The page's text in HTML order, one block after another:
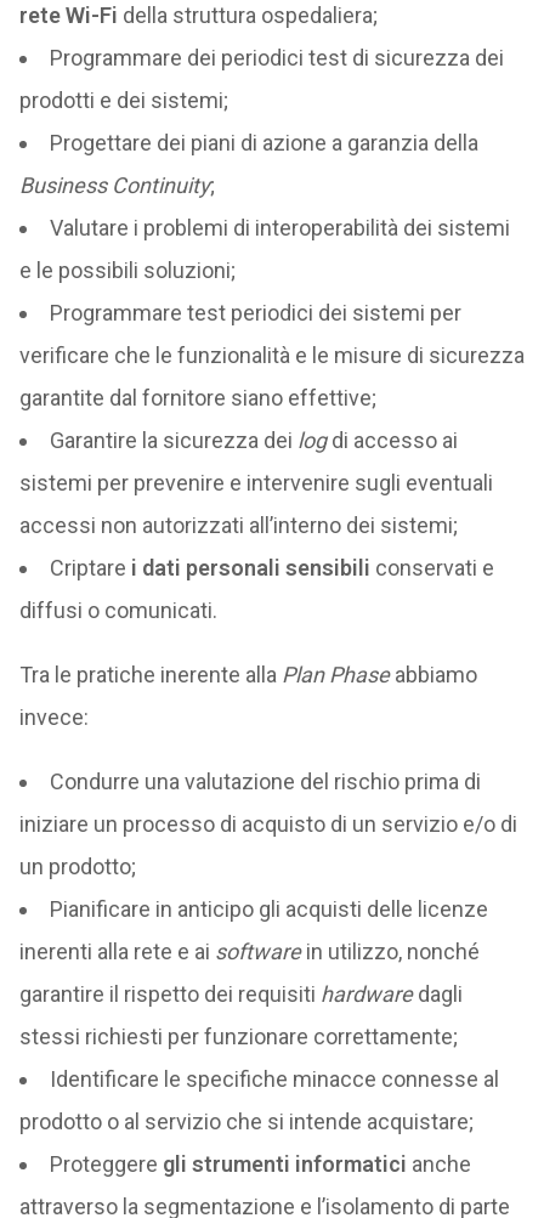
rete Wi-Fi della struttura ospedaliera;
Programmare dei periodici test di sicurezza dei
prodotti e dei sistemi;
Progettare dei piani di azione a garanzia della
Business Continuity;
Valutare i problemi di interoperabilità dei sistemi
e le possibili soluzioni;
Programmare test periodici dei sistemi per
verificare che le funzionalità e le misure di sicurezza
garantite dal fornitore siano effettive;
Garantire la sicurezza dei logdi accesso ai
sistemi per prevenire e intervenire sugli eventuali
accessi non autorizzati all’interno dei sistemi;
Criptare i dati personali sensibili conservati e
diffusi o comunicati.
Tra le pratiche inerente alla Plan Phaseabbiamo
invece:
Condurre una valutazione del rischio prima di
iniziare un processo di acquisto di un servizio e/o di
un prodotto;
Pianificare in anticipo gli acquisti delle licenze
inerenti alla rete e ai softwarein utilizzo, nonché
garantire il rispetto dei requisiti hardwaredagli
stessi richiesti per funzionare correttamente;
Identificare le specifiche minacce connesse al
prodotto o al servizio che si intende acquistare;
Proteggere gli strumenti informatici anche
attraverso la segmentazione e l’isolamento di parte